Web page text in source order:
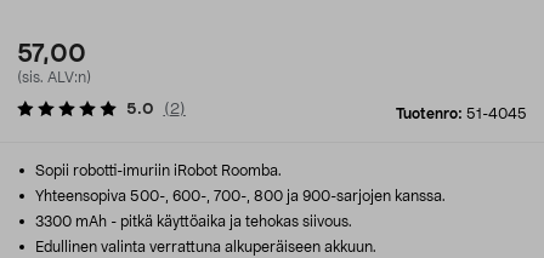
57,00
(sis. ALV:n)
Tuotenro: 51-4045
5.0 ( 2)
Sopii robotti-imuriin iRobot Roomba.
Yhteensopiva 500-, 600-, 700-, 800 ja 900-sarjojen kanssa.
3300 mAh - pitkä käyttöaika ja tehokas siivous.
Edullinen valinta verrattuna alkuperäiseen akkuun.